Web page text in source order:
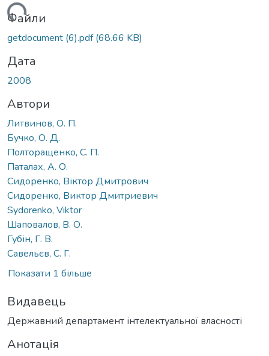
Файли
getdocument (6).pdf(68.66 KB)
Дата
2008
Автори
Литвинов, О. П.
Бучко, О. Д.
Полторащенко, С. П.
Паталах, А. О.
Сидоренко, Віктор Дмитрович
Сидоренко, Виктор Дмитриевич
Sydorenko, Viktor
Шаповалов, В. О.
Губін, Г. В.
Савельєв, С. Г.
Показати 1 більше
Видавець
Державний департамент інтелектуальної власності
Анотація